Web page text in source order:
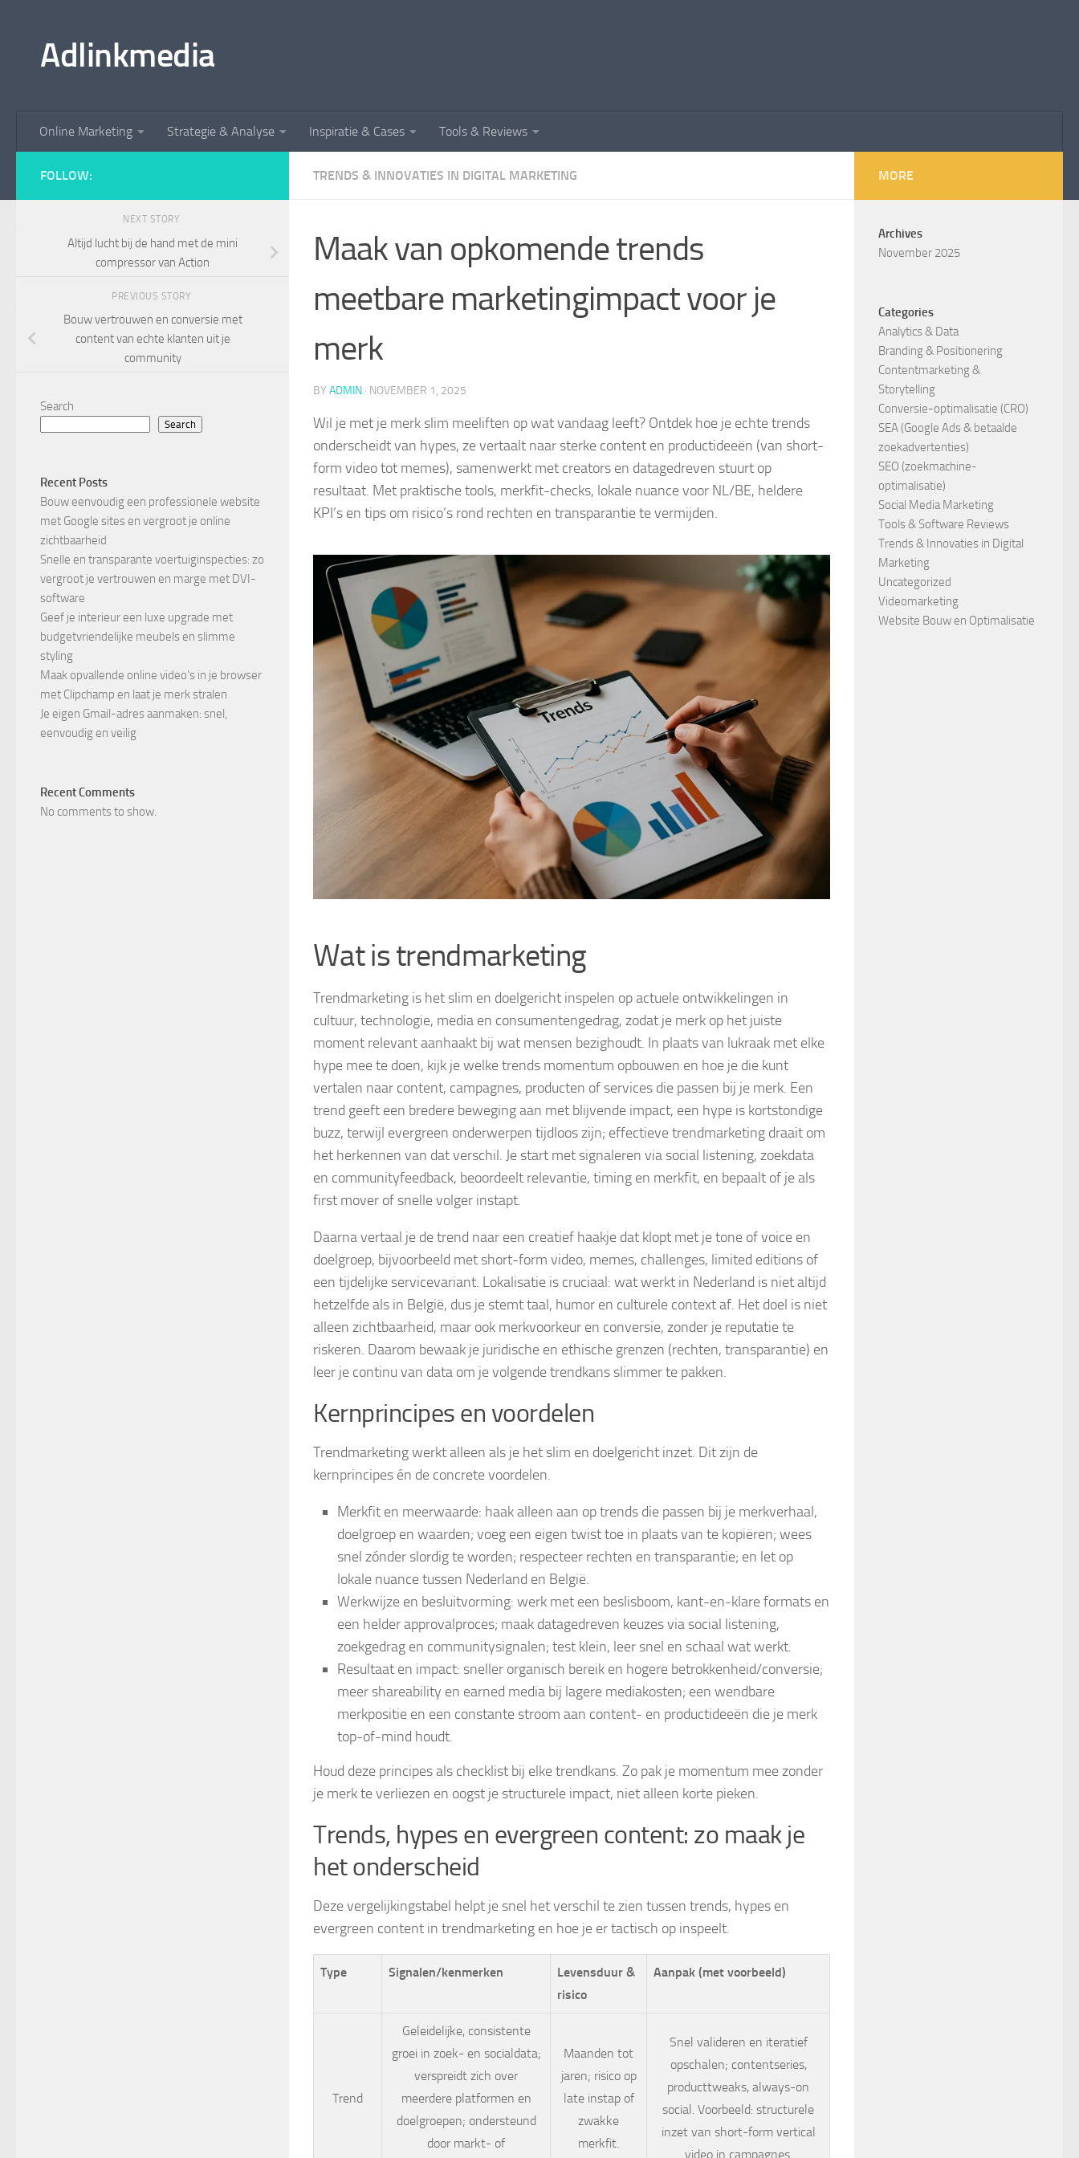
Adlinkmedia
Online Marketing Strategie & Analyse Inspiratie & Cases Tools & Reviews
TRENDS & INNOVATIES IN DIGITAL MARKETING
Maak van opkomende trends
meetbare marketingimpact voor je
merk
BY ADMIN · NOVEMBER 1, 2025
Wil je met je merk slim meeliften op wat vandaag leeft? Ontdek hoe je echte trends
onderscheidt van hypes, ze vertaalt naar sterke content en productideeën (van short-
form video tot memes), samenwerkt met creators en datagedreven stuurt op
resultaat. Met praktische tools, merkfit-checks, lokale nuance voor NL/BE, heldere
KPI’s en tips om risico’s rond rechten en transparantie te vermijden.
Wat is trendmarketing
Trendmarketing is het slim en doelgericht inspelen op actuele ontwikkelingen in
cultuur, technologie, media en consumentengedrag, zodat je merk op het juiste
moment relevant aanhaakt bij wat mensen bezighoudt. In plaats van lukraak met elke
hype mee te doen, kijk je welke trends momentum opbouwen en hoe je die kunt
vertalen naar content, campagnes, producten of services die passen bij je merk. Een
trend geeft een bredere beweging aan met blijvende impact, een hype is kortstondige
buzz, terwijl evergreen onderwerpen tijdloos zijn; effectieve trendmarketing draait om
het herkennen van dat verschil. Je start met signaleren via social listening, zoekdata
en communityfeedback, beoordeelt relevantie, timing en merkfit, en bepaalt of je als
first mover of snelle volger instapt.
Daarna vertaal je de trend naar een creatief haakje dat klopt met je tone of voice en
doelgroep, bijvoorbeeld met short-form video, memes, challenges, limited editions of
een tijdelijke servicevariant. Lokalisatie is cruciaal: wat werkt in Nederland is niet altijd
hetzelfde als in België, dus je stemt taal, humor en culturele context af. Het doel is niet
alleen zichtbaarheid, maar ook merkvoorkeur en conversie, zonder je reputatie te
riskeren. Daarom bewaak je juridische en ethische grenzen (rechten, transparantie) en
leer je continu van data om je volgende trendkans slimmer te pakken.
Kernprincipes en voordelen
Trendmarketing werkt alleen als je het slim en doelgericht inzet. Dit zijn de
kernprincipes én de concrete voordelen.
Merkfit en meerwaarde: haak alleen aan op trends die passen bij je merkverhaal,
doelgroep en waarden; voeg een eigen twist toe in plaats van te kopiëren; wees
snel zónder slordig te worden; respecteer rechten en transparantie; en let op
lokale nuance tussen Nederland en België.
Werkwijze en besluitvorming: werk met een beslisboom, kant-en-klare formats en
een helder approvalproces; maak datagedreven keuzes via social listening,
zoekgedrag en communitysignalen; test klein, leer snel en schaal wat werkt.
Resultaat en impact: sneller organisch bereik en hogere betrokkenheid/conversie;
meer shareability en earned media bij lagere mediakosten; een wendbare
merkpositie en een constante stroom aan content- en productideeën die je merk
top-of-mind houdt.
Houd deze principes als checklist bij elke trendkans. Zo pak je momentum mee zonder
je merk te verliezen en oogst je structurele impact, niet alleen korte pieken.
Trends, hypes en evergreen content: zo maak je
het onderscheid
Deze vergelijkingstabel helpt je snel het verschil te zien tussen trends, hypes en
evergreen content in trendmarketing en hoe je er tactisch op inspeelt.
Type Signalen/kenmerken
Levensduur &
risico
Aanpak (met voorbeeld)
Trend
Geleidelijke, consistente
groei in zoek- en socialdata;
verspreidt zich over
meerdere platformen en
doelgroepen; ondersteund
door markt- of
Maanden tot
jaren; risico op
late instap of
zwakke
merkfit.
Snel valideren en iteratief
opschalen; contentseries,
producttweaks, always-on
social. Voorbeeld: structurele
inzet van short-form vertical
video in campagnes.
FOLLOW:
NEXT STORY
Altijd lucht bij de hand met de mini
compressor van Action
PREVIOUS STORY
Bouw vertrouwen en conversie met
content van echte klanten uit je
community
Search
Search
Recent Posts
Bouw eenvoudig een professionele website
met Google sites en vergroot je online
zichtbaarheid
Snelle en transparante voertuiginspecties: zo
vergroot je vertrouwen en marge met DVI-
software
Geef je interieur een luxe upgrade met
budgetvriendelijke meubels en slimme
styling
Maak opvallende online video’s in je browser
met Clipchamp en laat je merk stralen
Je eigen Gmail-adres aanmaken: snel,
eenvoudig en veilig
Recent Comments
No comments to show.
MORE
Archives
November 2025
Categories
Analytics & Data
Branding & Positionering
Contentmarketing &
Storytelling
Conversie-optimalisatie (CRO)
SEA (Google Ads & betaalde
zoekadvertenties)
SEO (zoekmachine-
optimalisatie)
Social Media Marketing
Tools & Software Reviews
Trends & Innovaties in Digital
Marketing
Uncategorized
Videomarketing
Website Bouw en Optimalisatie